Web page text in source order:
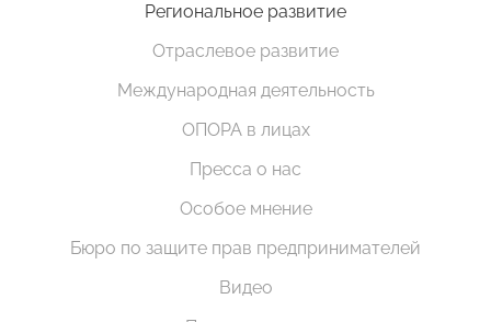
Региональное развитие
Отраслевое развитие
Международная деятельность
ОПОРА в лицах
Пресса о нас
Особое мнение
Бюро по защите прав предпринимателей
Видео